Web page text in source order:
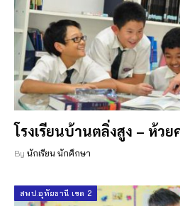
โรงเรียนบ้านตลิ่งสูง – ห้ว
By นักเรียน นักศึกษา
สพป.อุทัยธานี เขต 2